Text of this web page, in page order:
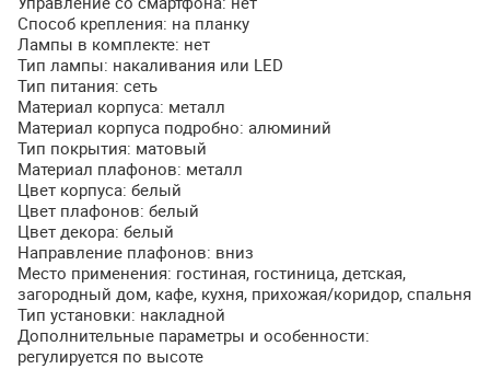
Способ крепления: на планку
Лампы в комплекте: нет
Тип лампы: накаливания или LED
Тип питания: сеть
Материал корпуса: металл
Материал корпуса подробно: алюминий
Тип покрытия: матовый
Материал плафонов: металл
Цвет корпуса: белый
Цвет плафонов: белый
Цвет декора: белый
Направление плафонов: вниз
Место применения: гостиная, гостиница, детская,
загородный дом, кафе, кухня, прихожая/коридор, спальня
Тип установки: накладной
Дополнительные параметры и особенности:
регулируется по высоте